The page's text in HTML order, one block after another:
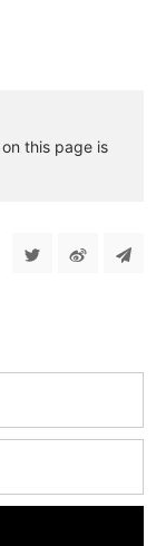
this page is